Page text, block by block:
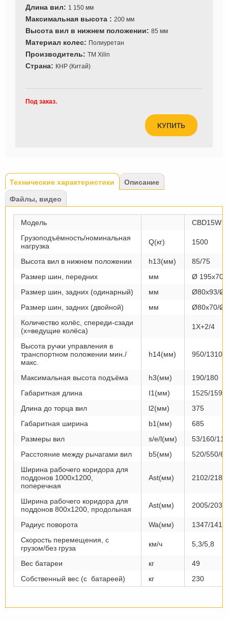
Длина вил: 1 150 мм
Максимальная высота : 200 мм
Высота вил в нижнем положении: 85 мм
Материал колес: Полиуретан
Производитель: ТМ Xilin
Страна: КНР (Китай)
КУПИТЬ
Под заказ.
Tabs
Технические характеристики (активная
вкладка)
Описание
Файлы, видео
Модель
CBD15W
Грузоподъёмность/номинальная
нагрузка
Q(кг) 1500
Высота вил в нижнем положении h13(мм)
85/75
Размер шин, передних
мм
Ø 195х70
Размер шин, задних (одинарный)
мм
Ø80х93/
Размер шин, задних (двойной)
мм
Ø80х70/
Количество колёс, спереди-сзади
(х=ведущие колёса)
1Х+2/4
Высота ручки управления в
транспортном положении мин./
макс.
h14(мм) 950/1310
Максимальная высота подъёма h3(мм)
190/180
Габаритная длина
I1(мм)
1525/1595
Длина до торца вил
l2(мм)
375
Габаритная ширина
b1(мм)
685
Размеры вил
s/e/l(мм)
53/160/
Расстояние между рычагами вил
b5(мм)
520/550/
Ширина рабочего коридора для
поддонов 1000x1200,
поперечная
Ast(мм) 2102/2184
Ширина рабочего коридора для
поддонов 800x1200, продольная
Ast(мм) 2005/2035
Радиус поворота Wa(мм)
1347/1415
Скорость перемещения, с
грузом/без груза
км/ч 5,3/5,8
Вес батареи кг
49
Собственный вес (с батареей)
кг 230